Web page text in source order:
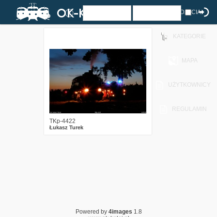
ZDJĘCIA
KATEGORIE
MAPA
UŻYTKOWNICY
REGULAMIN
TKp-4422
Łukasz Turek
Powered by 4images 1.8